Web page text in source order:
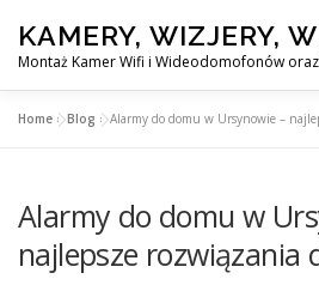
content
KAMERY, WIZJERY,
Montaż Kamer Wifi i Wideodomofonów
MONTAŻ WIDEDOMOFONÓW
Home »Blog »Alarmy do domu w Ursynowie –
Alarmy do domu w
najlepsze rozwiązania